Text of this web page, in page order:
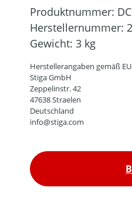
Produktnummer:
Herstellernummer:
Gewicht: 3 kg
Herstellerangaben gemäß
Stiga GmbH
Zeppelinstr. 42
47638 Straelen
Deutschland
info@stiga.com